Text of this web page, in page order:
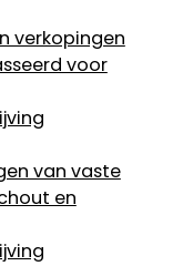
verkopingen
voor
van vaste
en